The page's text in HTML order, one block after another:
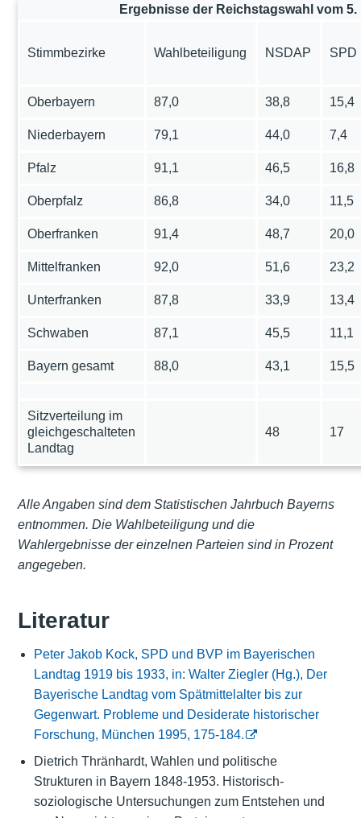
Ergebnisse der Reichstagswahl vom
Stimmbezirke Wahlbeteiligung NSDAP SPD
Oberbayern 87,0 38,8 15,4
Niederbayern 79,1 44,0 7,4
Pfalz 91,1 46,5 16,8
Oberpfalz 86,8 34,0 11,5
Oberfranken 91,4 48,7 20,0
Mittelfranken 92,0 51,6 23,2
Unterfranken 87,8 33,9 13,4
Schwaben 87,1 45,5 11,1
Bayern gesamt 88,0 43,1 15,5
Sitzverteilung im
gleichgeschalteten
Landtag
48 17
Alle Angaben sind dem Statistischen Jahrbuch Bayerns
entnommen. Die Wahlbeteiligung und die
Wahlergebnisse der einzelnen Parteien sind in Prozent
angegeben.
Literatur
Peter Jakob Kock, SPD und BVP im Bayerischen
Landtag 1919 bis 1933, in: Walter Ziegler (Hg.), Der
Bayerische Landtag vom Spätmittelalter bis zur
Gegenwart. Probleme und Desiderate historischer
Forschung, München 1995, 175-184.
Dietrich Thränhardt, Wahlen und politische
Strukturen in Bayern 1848-1953. Historisch-
soziologische Untersuchungen zum Entstehen und